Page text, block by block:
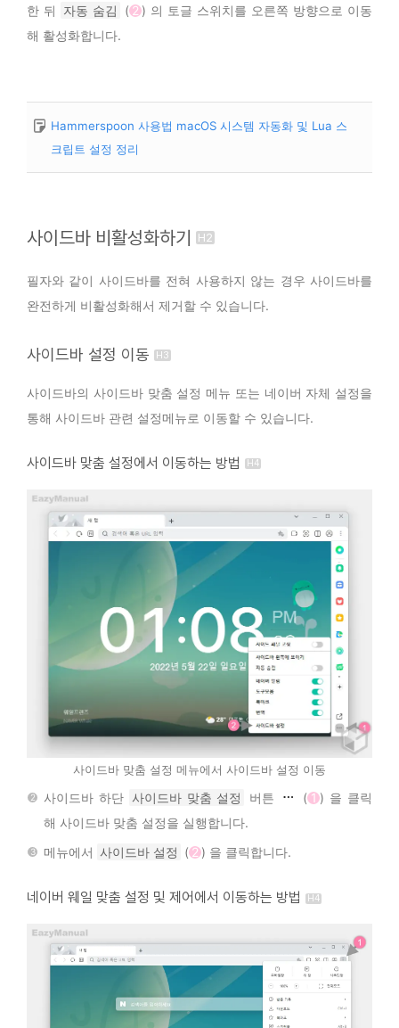
한 뒤
자동 숨김 ( 2 ) 의 토글 스위치를 오른쪽 방향으로 이동
해 활성화합니다.
Hammerspoon 사용법 macOS 시스템 자동화 및 Lua 스
크립트 설정 정리
사이드바 비활성화하기
필자와 같이 사이드바를 전혀 사용하지 않는 경우 사이드바를
완전하게 비활성화해서 제거할 수 있습니다.
사이드바 설정 이동
사이드바의 사이드바 맞춤 설정 메뉴 또는 네이버 자체 설정을
통해 사이드바 관련 설정메뉴로 이동할 수 있습니다.
사이드바 맞춤 설정에서 이동하는 방법
사이드바 맞춤 설정 메뉴에서 사이드바 설정 이동
사이드바 하단 사이드바 맞춤 설정 버튼 ( 1 ) 을 클릭
해 사이드바 맞춤 설정을 실행합니다.
메뉴에서 사이드바 설정 ( 2 ) 을 클릭합니다.
네이버 웨일 맞춤 설정 및 제어에서 이동하는 방법